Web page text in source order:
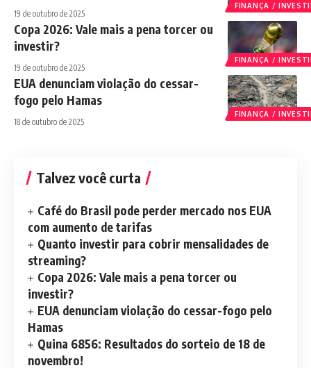
FINANÇA /
19 de outubro de 2025
FINANÇA /
Copa 2026: Vale mais a pena torcer ou
investir?
19 de outubro de 2025
FINANÇA /
EUA denunciam violação do cessar-
fogo pelo Hamas
18 de outubro de 2025
Talvez você curta
Café do Brasil pode perder mercado nos EUA
com aumento de tarifas
Quanto investir para cobrir mensalidades de
streaming?
Copa 2026: Vale mais a pena torcer ou
investir?
EUA denunciam violação do cessar-fogo pelo
Hamas
Quina 6856: Resultados do sorteio de 18 de
novembro!